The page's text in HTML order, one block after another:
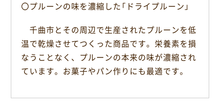
〇プルーンの味を濃縮した「ドライプルーン」
千曲市とその周辺で生産されたプルーンを低
温で乾燥させてつくった商品です。栄養素を損
なうことなく、プルーンの本来の味が濃縮され
ています。お菓子やパン作りにも最適です。